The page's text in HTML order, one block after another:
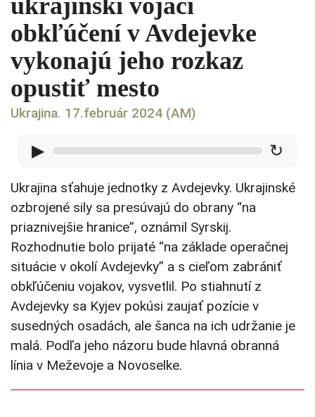
ukrajinskí vojaci
obkľúčení v Avdejevke
vykonajú jeho rozkaz
opustiť mesto
Ukrajina. 17.február 2024 (AM)
▶ ↻
Ukrajina sťahuje jednotky z Avdejevky. Ukrajinské
ozbrojené sily sa presúvajú do obrany “na
priaznivejšie hranice”, oznámil Syrskij.
Rozhodnutie bolo prijaté “na základe operačnej
situácie v okolí Avdejevky” a s cieľom zabrániť
obkľúčeniu vojakov, vysvetlil. Po stiahnutí z
Avdejevky sa Kyjev pokúsi zaujať pozície v
susedných osadách, ale šanca na ich udržanie je
malá. Podľa jeho názoru bude hlavná obranná
línia v Meževoje a Novoselke.